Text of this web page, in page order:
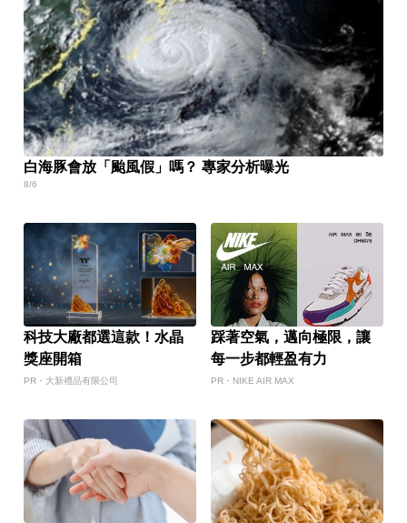
白海豚會放「颱風假」嗎？ 專家分析曝光
8/6
科技大廠都選這款！水晶
獎座開箱
PR・大新禮品有限公司
踩著空氣，邁向極限，讓
每一步都輕盈有力
PR・NIKE AIR MAX